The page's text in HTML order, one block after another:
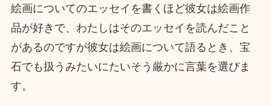
絵画についてのエッセイを書くほど彼女は絵画作
品が好きで、わたしはそのエッセイを読んだこと
があるのですが彼女は絵画について語るとき、宝
石でも扱うみたいにたいそう厳かに言葉を選びま
す。